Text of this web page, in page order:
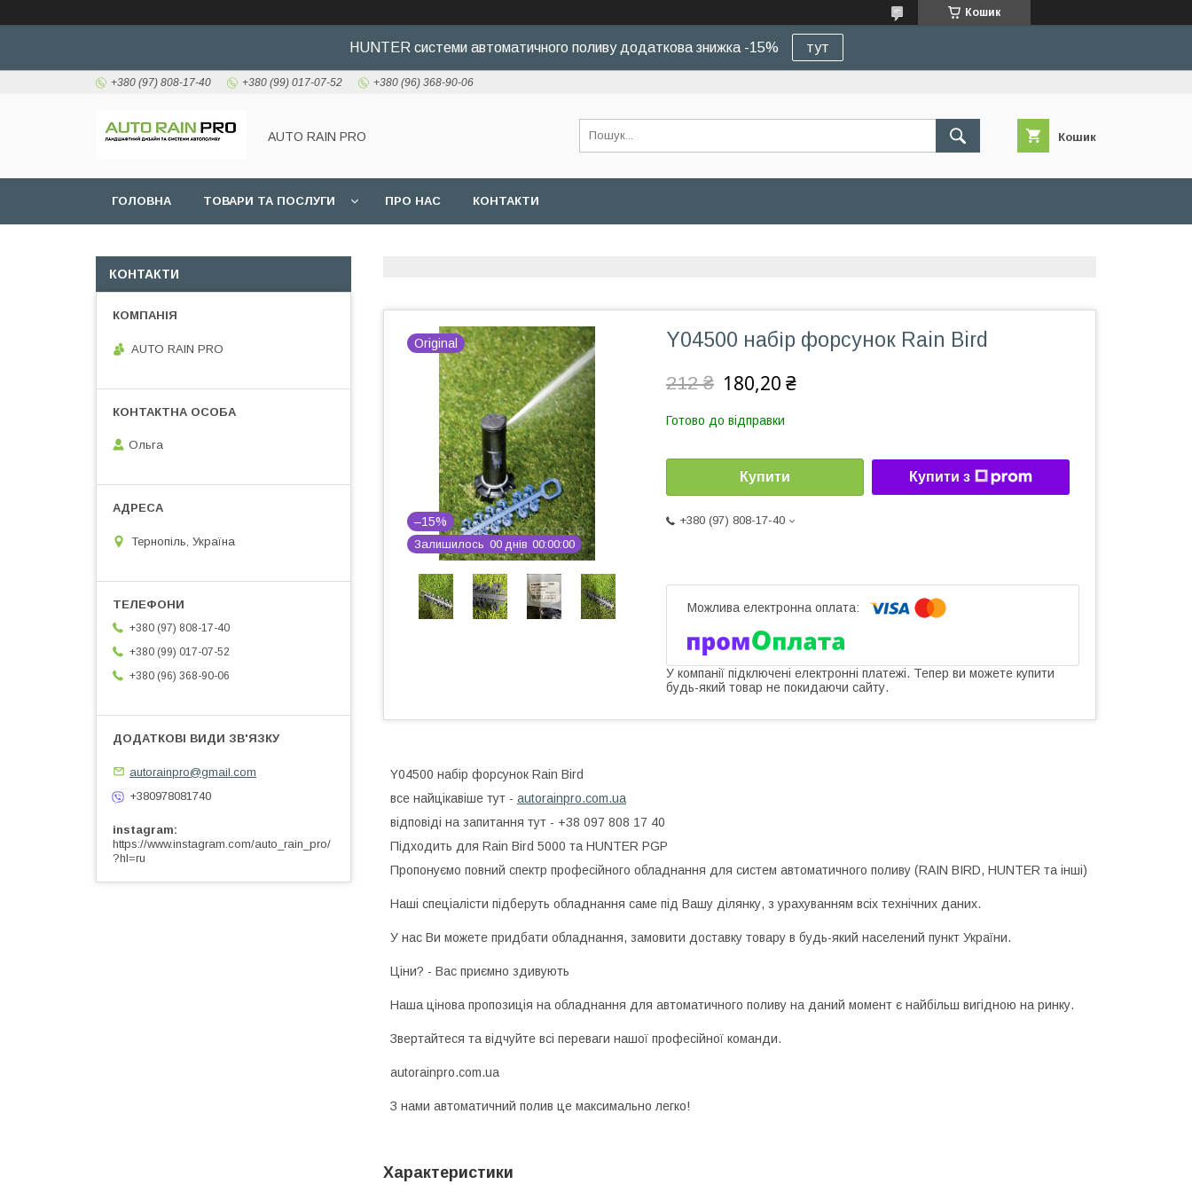
Кошик
HUNTER системи автоматичного поливу додаткова знижка -15% тут
+380 (97) 808-17-40 +380 (99) 017-07-52 +380 (96) 368-90-06
AUTO RAIN PRO Кошик
ГОЛОВНА ТОВАРИ ТА ПОСЛУГИ ПРО НАС КОНТАКТИ
Original
–15%
Залишилось 00 днів 00 00 00
Y04500 набір форсунок Rain Bird
212 ₴ 180,20 ₴
Готово до відправки
Купити Купити з
+380 (97) 808-17-40
У компанії підключені електронні платежі. Тепер ви можете купити
будь-який товар не покидаючи сайту.
Y04500 набір форсунок Rain Bird
все найцікавіше тут - autorainpro.com.ua
відповіді на запитання тут - +38 097 808 17 40
Підходить для Rain Bird 5000 та HUNTER PGP
Пропонуємо повний спектр професійного обладнання для систем автоматичного поливу (RAIN BIRD, HUNTER та інші)
Наші спеціалісти підберуть обладнання саме під Вашу ділянку, з урахуванням всіх технічних даних.
У наc Ви можете придбати обладнання, замовити доставку товару в будь-який населений пункт України.
Ціни? - Вас приємно здивують
Наша цінова пропозиція на обладнання для автоматичного поливу на даний момент є найбільш вигідною на ринку.
Звертайтеся та відчуйте всі переваги нашої професійної команди.
autorainpro.com.ua
З нами автоматичний полив це максимально легко!
Характеристики
КОНТАКТИ
AUTO RAIN PRO
Ольга
Тернопіль, Україна
+380 (97) 808-17-40
+380 (99) 017-07-52
+380 (96) 368-90-06
autorainpro@gmail.com
+380978081740
instagram
https://www.instagram.com/auto_rain_pro/
?hl=ru